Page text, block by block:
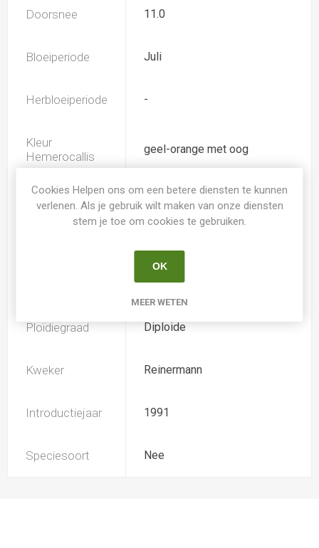
Doorsnee 11.0
Bloeiperiode Juli
Herbloeiperiode -
Kleur
Hemerocallis
geel-orange met oog
Spider Nee
Hemerocallis
Ploïdiegraad Diploide
Kweker Reinermann
Introductiejaar 1991
Speciesoort Nee
Cookies Helpen ons om een betere diensten te kunnen
verlenen. Als je gebruik wilt maken van onze diensten
stem je toe om cookies te gebruiken.
OK
MEER WETEN